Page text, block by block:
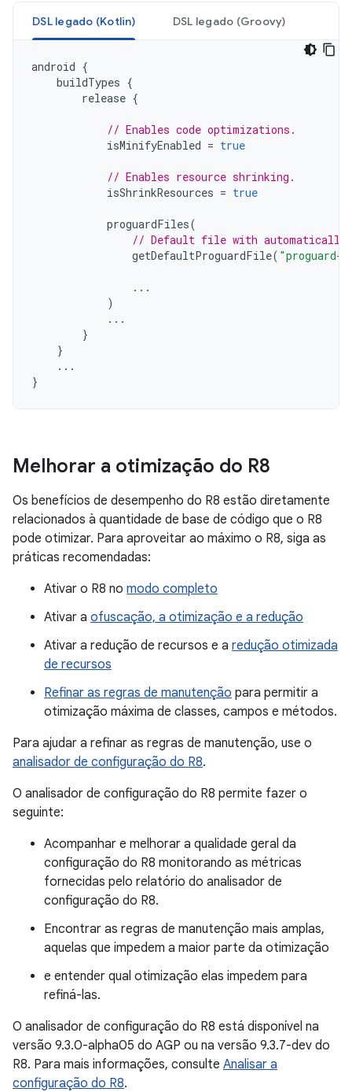
DSL legado (Kotlin) DSL legado (Groovy)
android {
buildTypes {
release {
// Enables code optimizations.
isMinifyEnabled = true
// Enables resource shrinking.
isShrinkResources = true
proguardFiles(
// Default file with automatically
getDefaultProguardFile( "proguard-
...
)
...
}
}
...
}
Melhorar a otimização do R8
Os benefícios de desempenho do R8 estão diretamente
relacionados à quantidade de base de código que o R8
pode otimizar. Para aproveitar ao máximo o R8, siga as
práticas recomendadas:
Ativar o R8 no modo completo
Ativar a ofuscação, a otimização e a redução
Ativar a redução de recursos e a redução otimizada
de recursos
Refinar as regras de manutenção para permitir a
otimização máxima de classes, campos e métodos.
Para ajudar a refinar as regras de manutenção, use o
analisador de configuração do R8.
O analisador de configuração do R8 permite fazer o
seguinte:
Acompanhar e melhorar a qualidade geral da
configuração do R8 monitorando as métricas
fornecidas pelo relatório do analisador de
configuração do R8.
Encontrar as regras de manutenção mais amplas,
aquelas que impedem a maior parte da otimização
e entender qual otimização elas impedem para
refiná-las.
O analisador de configuração do R8 está disponível na
versão 9.3.0-alpha05 do AGP ou na versão 9.3.7-dev do
R8. Para mais informações, consulte Analisar a
configuração do R8.